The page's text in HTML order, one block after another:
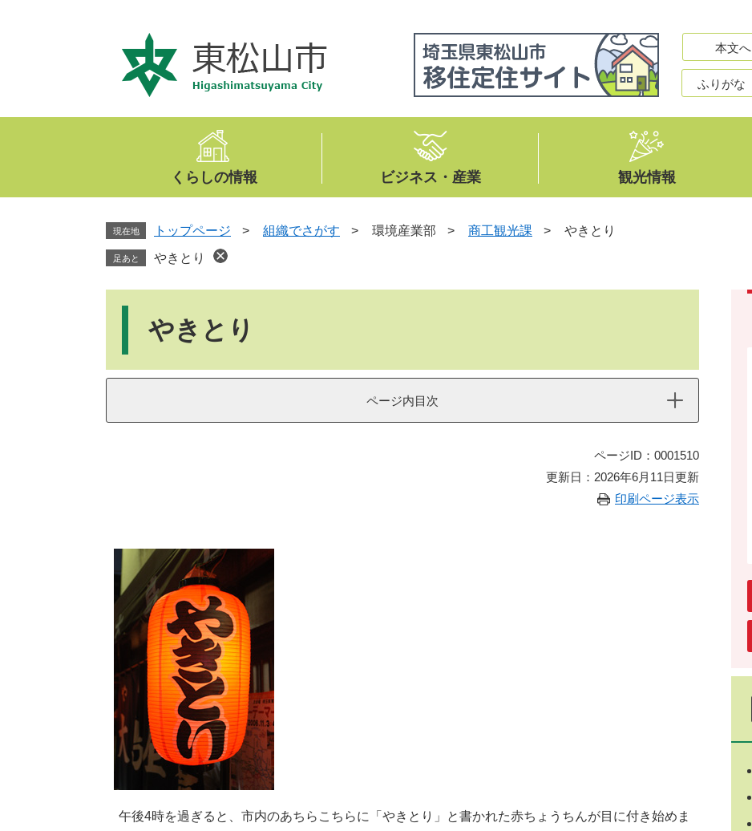
文
本文へ
ふりがな
くらしの情報 ビジネス・産業 観光情報
現在地 トップページ > 組織でさがす > 環境産業部 > 商工観光課 > やきとり
足あと やきとり
やきとり
ページ内目次
ページID：0001510
更新日：2026年6月11日更新
印刷ページ表示
午後4時を過ぎると、市内のあちらこちらに「やきとり」と書かれた赤ちょうちんが目に付き始めま